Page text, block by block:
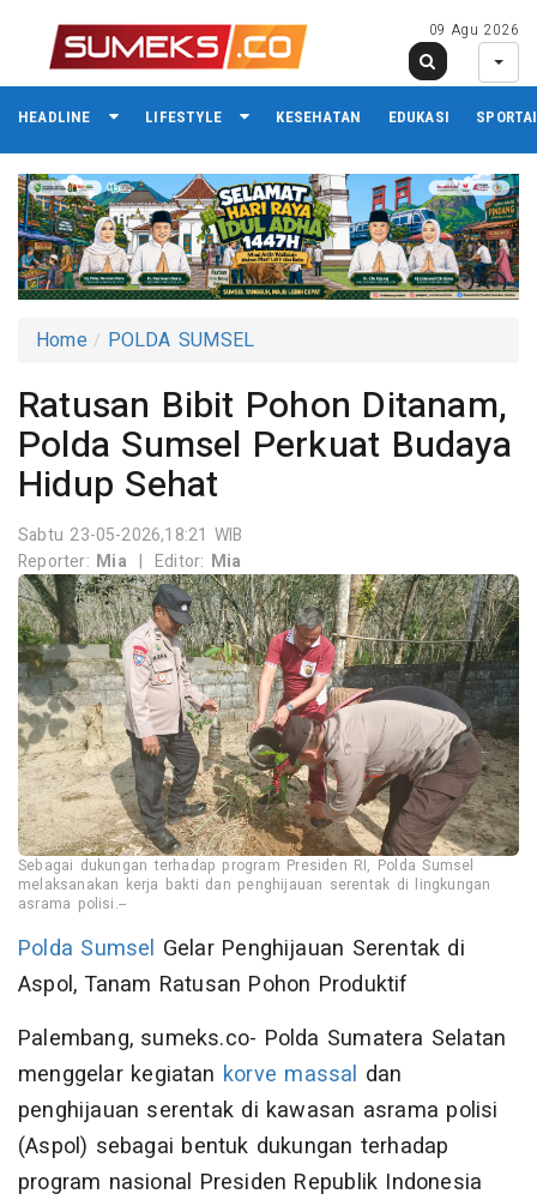
09 Agu 2026
HEADLINE LIFESTYLE KESEHATAN EDUKASI
Home POLDA SUMSEL
Ratusan Bibit Pohon Ditanam,
Polda Sumsel Perkuat Budaya
Hidup Sehat
Sabtu 23-05-2026,18:21 WIB
Reporter: Mia | Editor: Mia
Sebagai dukungan terhadap program Presiden RI, Polda Sumsel
melaksanakan kerja bakti dan penghijauan serentak di lingkungan
asrama polisi.--
Polda Sumsel Gelar Penghijauan Serentak di
Aspol, Tanam Ratusan Pohon Produktif
Palembang, sumeks.co- Polda Sumatera Selatan
menggelar kegiatan korve massal dan
penghijauan serentak di kawasan asrama polisi
(Aspol) sebagai bentuk dukungan terhadap
program nasional Presiden Republik Indonesia